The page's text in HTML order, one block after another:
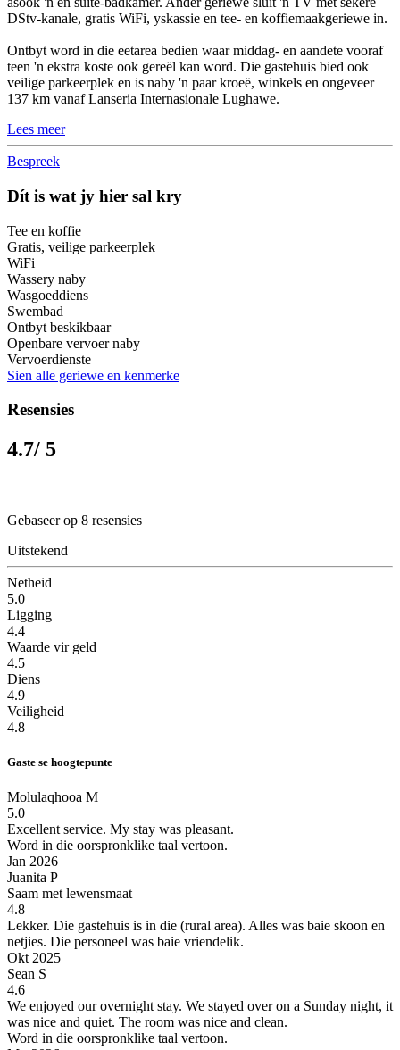
DStv-kanale, gratis WiFi, yskassie en tee- en koffiemaakgeriewe in.
Ontbyt word in die eetarea bedien waar middag- en aandete vooraf
teen 'n ekstra koste ook gereël kan word. Die gastehuis bied ook
veilige parkeerplek en is naby 'n paar kroeë, winkels en ongeveer
137 km vanaf Lanseria Internasionale Lughawe.
Lees meer
Bespreek
Dít is wat jy hier sal kry
Tee en koffie
Gratis, veilige parkeerplek
WiFi
Wassery naby
Wasgoeddiens
Swembad
Ontbyt beskikbaar
Openbare vervoer naby
Vervoerdienste
Sien alle geriewe en kenmerke
Resensies
4.7/ 5
Gebaseer op 8 resensies
Uitstekend
Netheid
5.0
Ligging
4.4
Waarde vir geld
4.5
Diens
4.9
Veiligheid
4.8
Gaste se hoogtepunte
Molulaqhooa M
5.0
Excellent service. My stay was pleasant.
Word in die oorspronklike taal vertoon.
Jan 2026
Juanita P
Saam met lewensmaat
4.8
Lekker. Die gastehuis is in die (rural area). Alles was baie skoon en
netjies. Die personeel was baie vriendelik.
Okt 2025
Sean S
4.6
We enjoyed our overnight stay. We stayed over on a Sunday night, it
was nice and quiet. The room was nice and clean.
Word in die oorspronklike taal vertoon.